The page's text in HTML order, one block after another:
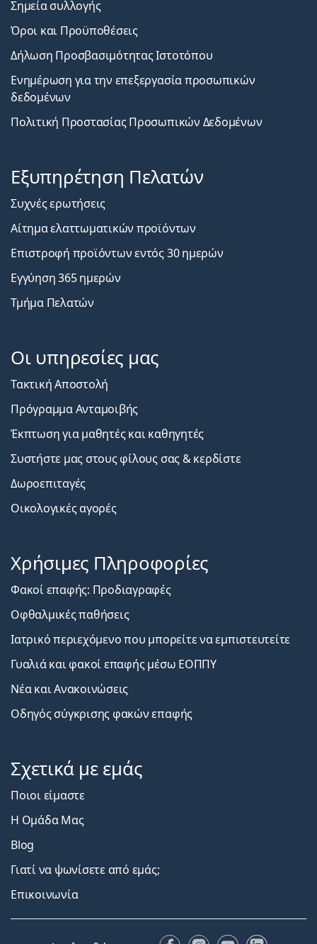
Σημεία συλλογής
Όροι και Προϋποθέσεις
Δήλωση Προσβασιμότητας Ιστοτόπου
Ενημέρωση για την επεξεργασία προσωπικών
δεδομένων
Πολιτική Προστασίας Προσωπικών Δεδομένων
Εξυπηρέτηση Πελατών
Συχνές ερωτήσεις
Αίτημα ελαττωματικών προϊόντων
Επιστροφή προϊόντων εντός 30 ημερών
Εγγύηση 365 ημερών
Τμήμα Πελατών
Οι υπηρεσίες μας
Τακτική Αποστολή
Πρόγραμμα Ανταμοιβής
Έκπτωση για μαθητές και καθηγητές
Συστήστε μας στους φίλους σας & κερδίστε
Δωροεπιταγές
Οικολογικές αγορές
Χρήσιμες Πληροφορίες
Φακοί επαφής: Προδιαγραφές
Οφθαλμικές παθήσεις
Ιατρικό περιεχόμενο που μπορείτε να εμπιστευτείτε
Γυαλιά και φακοί επαφής μέσω ΕΟΠΠΥ
Νέα και Ανακοινώσεις
Οδηγός σύγκρισης φακών επαφής
Σχετικά με εμάς
Ποιοι είμαστε
Η Ομάδα Μας
Blog
Γιατί να ψωνίσετε από εμάς;
Επικοινωνία